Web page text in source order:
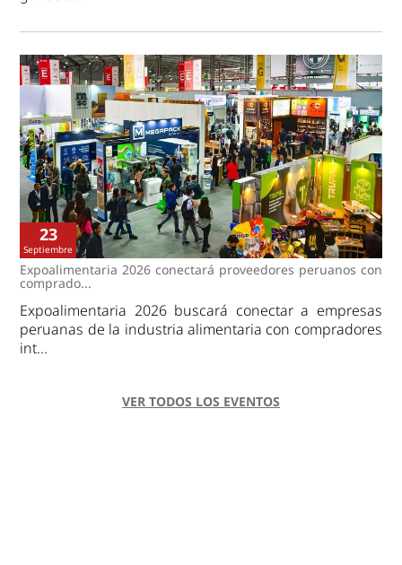
23
Septiembre
Expoalimentaria 2026 conectará proveedores peruanos con
comprado...
Expoalimentaria 2026 buscará conectar a empresas
peruanas de la industria alimentaria con compradores
int...
VER TODOS LOS EVENTOS